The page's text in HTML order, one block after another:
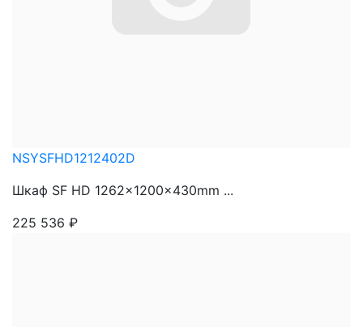
NSYSFHD1212402D
Шкаф SF HD 1262x1200x430mm ...
225 536 ₽